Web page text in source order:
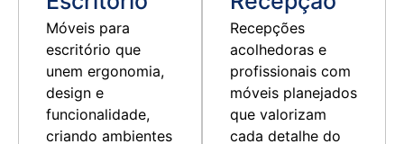
Móveis para
escritório que
unem ergonomia,
design e
funcionalidade,
criando ambientes
Recepções
acolhedoras e
profissionais com
móveis planejados
que valorizam
cada detalhe do